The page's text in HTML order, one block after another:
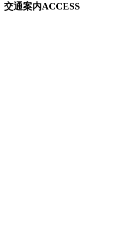
交通案内ACCESS